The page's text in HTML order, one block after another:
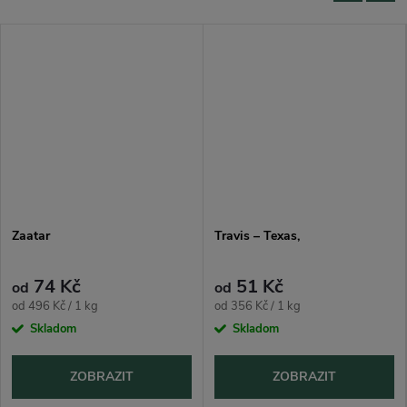
Zaatar
od 74 Kč
Měrná
cena:
od 496 Kč / 1 kg
Skladom
ZOBRAZIT
Travis – Texas,
od 51 Kč
Měrná
cena:
od 356 Kč / 1 kg
Skladom
ZOBRAZIT